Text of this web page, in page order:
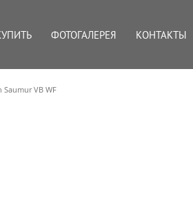
ФОТОГАЛЕРЕЯ КОНТАКТЫ
VB WF